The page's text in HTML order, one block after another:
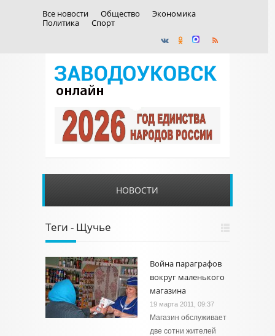
Все новости Общество
Экономика
Политика
Спорт
НОВОСТИ
Теги - Щучье
Война параграфов
вокруг маленького
магазина
19 марта 2011, 09:37
Магазин обслуживает
две сотни жителей